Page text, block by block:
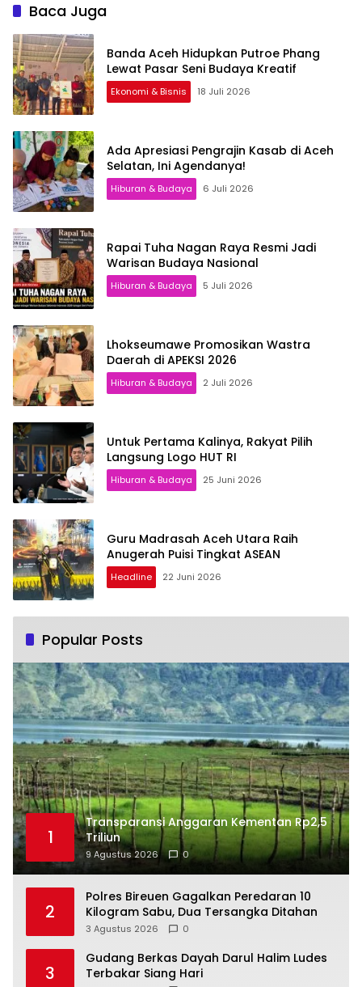
Baca Juga
Banda Aceh Hidupkan Putroe Phang
Lewat Pasar Seni Budaya Kreatif
Ekonomi & Bisnis 18 Juli 2026
Ada Apresiasi Pengrajin Kasab di Aceh
Selatan, Ini Agendanya!
Hiburan & Budaya 6 Juli 2026
Rapai Tuha Nagan Raya Resmi Jadi
Warisan Budaya Nasional
Hiburan & Budaya 5 Juli 2026
Lhokseumawe Promosikan Wastra
Daerah di APEKSI 2026
Hiburan & Budaya 2 Juli 2026
Untuk Pertama Kalinya, Rakyat Pilih
Langsung Logo HUT RI
Hiburan & Budaya 25 Juni 2026
Guru Madrasah Aceh Utara Raih
Anugerah Puisi Tingkat ASEAN
Headline 22 Juni 2026
Popular Posts
1
Transparansi Anggaran Kementan Rp2,5
Triliun
9 Agustus 2026 0
2
Polres Bireuen Gagalkan Peredaran 10
Kilogram Sabu, Dua Tersangka Ditahan
3 Agustus 2026 0
3
Gudang Berkas Dayah Darul Halim Ludes
Terbakar Siang Hari